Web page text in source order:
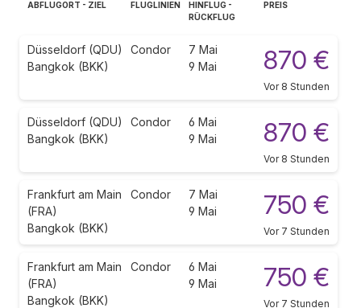
ABFLUGORT - ZIEL FLUGLINIEN
HINFLUG -
RÜCKFLUG
PREIS
Düsseldorf (QDU)
Bangkok (BKK)
Condor
7 Mai
9 Mai
870 €
Vor 8 Stunden
Düsseldorf (QDU)
Bangkok (BKK)
Condor
6 Mai
9 Mai
870 €
Vor 8 Stunden
Frankfurt am Main
(FRA)
Bangkok (BKK)
Condor
7 Mai
9 Mai
750 €
Vor 7 Stunden
Frankfurt am Main
(FRA)
Bangkok (BKK)
Condor
6 Mai
9 Mai
750 €
Vor 7 Stunden